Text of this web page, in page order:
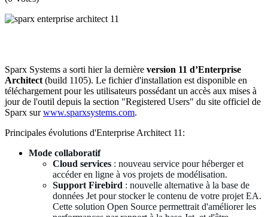
Sparx Systems a sorti hier la dernière version 11 d’Enterprise
Architect (build 1105). Le fichier d'installation est disponible en
téléchargement pour les utilisateurs possédant un accès aux mises à
jour de l'outil depuis la section "Registered Users" du site officiel de
Sparx surwww.sparxsystems.com.
Principales évolutions d'Enterprise Architect 11:
Mode collaboratif
Cloud services : nouveau service pour héberger et
accéder en ligne à vos projets de modélisation.
Support Firebird : nouvelle alternative à la base de
données Jet pour stocker le contenu de votre projet EA.
Cette solution Open Source permettrait d'améliorer les